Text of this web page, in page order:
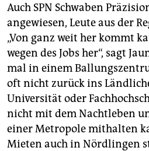
Auch SPN Schwaben
angewiesen, Leute aus der
„Von ganz weit her kommt
wegen des Jobs her“, sagt
mal in einem
oft nicht zurück ins
Universität oder
nicht mit dem Nachtleben
einer Metropole mithalten
Mieten auch in Nördlingen